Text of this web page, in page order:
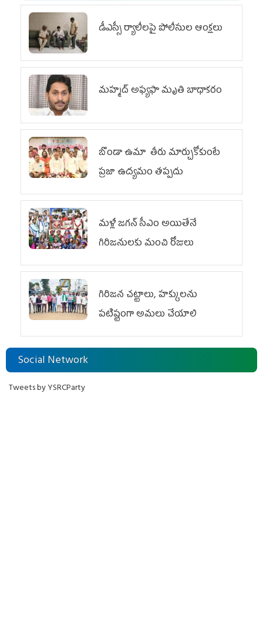
డీఎస్సీ ర్యాలీలపై పోలీసుల ఆంక్షలు
మహ్మద్‌ అఫ్యఫా మృతి బాధాకరం
బొండా ఉమా తీరు మార్చుకోకుంటే
ప్రజా ఉద్యమం తప్పదు
మళ్లీ జగన్ సీఎం అయితేనే
గిరిజనులకు మంచి రోజులు
గిరిజన చట్టాలు, హక్కులను
పటిష్టంగా అమలు చేయాలి
Social Network
Tweets by YSRCParty